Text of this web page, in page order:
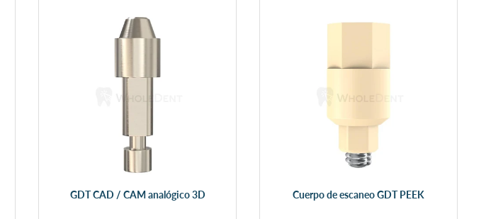
GDT CAD / CAM analógico 3D
Añadir al carrito
Cuerpo de escaneo GDT PEEK
Añadir al carrito